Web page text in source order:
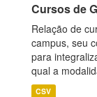
Cursos de
Relação de
campus, seu
para
qual a
CSV